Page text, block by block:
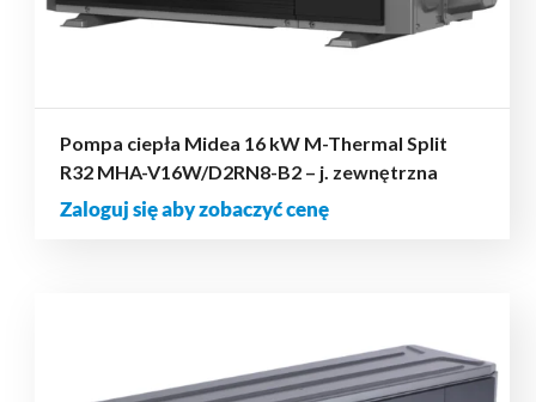
Pompa ciepła Midea 16 kW M-Thermal Split
R32 MHA-V16W/D2RN8-B2 – j. zewnętrzna
Zaloguj się aby zobaczyć cenę